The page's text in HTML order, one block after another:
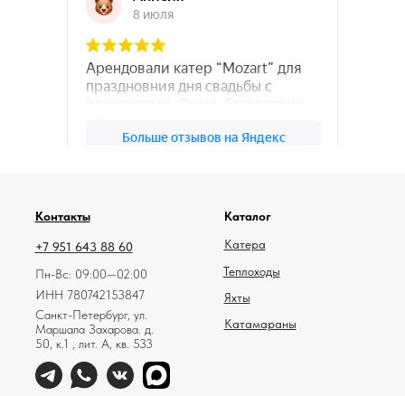
Контакты
+7 951 643 88 60
Пн-Вс: 09:00—02:00
ИНН 780742153847
Санкт-Петербург, ул.
Маршала Захарова. д.
50, к.1 , лит. А, кв. 533
Каталог
Катамараны
Яхты
Теплоходы
Катера